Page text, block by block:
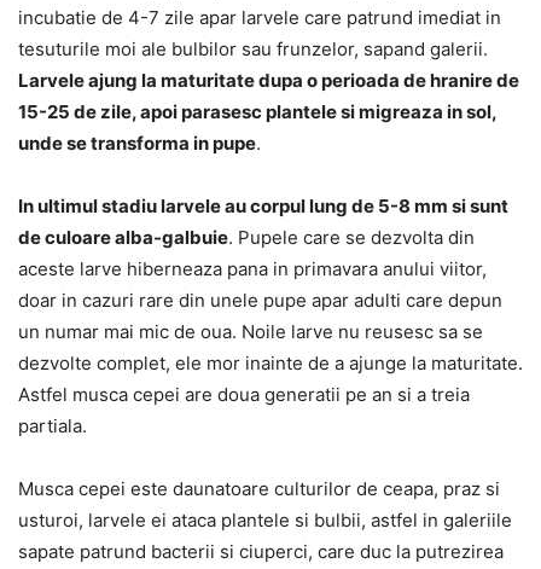
incubatie de 4-7 zile apar larvele care patrund imediat in
tesuturile moi ale bulbilor sau frunzelor, sapand galerii.
Larvele ajung la maturitate dupa o perioada de hranire de
15-25 de zile, apoi parasesc plantele si migreaza in sol,
unde se transforma in pupe.
In ultimul stadiu larvele au corpul lung de 5-8 mm si sunt
de culoare alba-galbuie. Pupele care se dezvolta din
aceste larve hiberneaza pana in primavara anului viitor,
doar in cazuri rare din unele pupe apar adulti care depun
un numar mai mic de oua. Noile larve nu reusesc sa se
dezvolte complet, ele mor inainte de a ajunge la maturitate.
Astfel musca cepei are doua generatii pe an si a treia
partiala.
Musca cepei este daunatoare culturilor de ceapa, praz si
usturoi, larvele ei ataca plantele si bulbii, astfel in galeriile
sapate patrund bacterii si ciuperci, care duc la putrezirea